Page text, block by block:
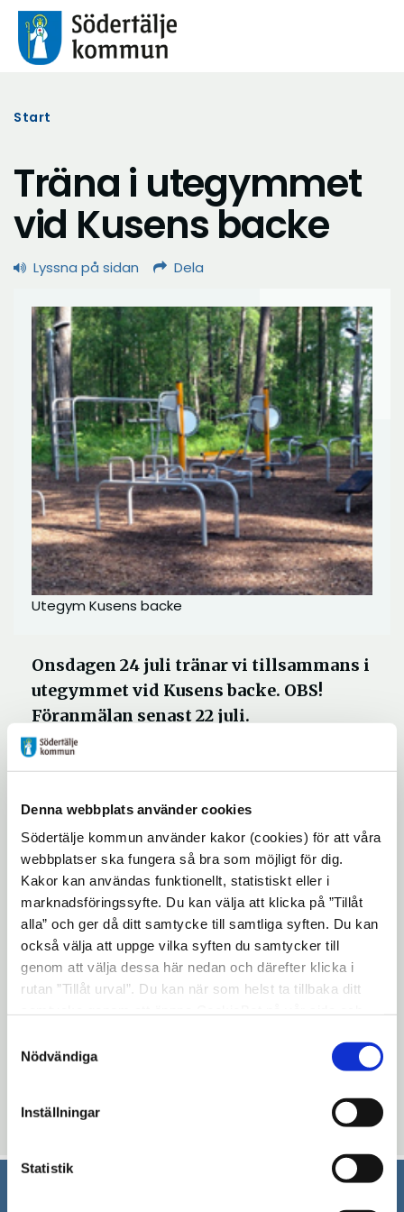
Denna webbplats använder cookies
Södertälje kommun använder kakor (cookies) för att våra
webbplatser ska fungera så bra som möjligt för dig.
Kakor kan användas funktionellt, statistiskt eller i
marknadsföringssyfte. Du kan välja att klicka på ”Tillåt
alla” och ger då ditt samtycke till samtliga syften. Du kan
också välja att uppge vilka syften du samtycker till
genom att välja dessa här nedan och därefter klicka i
rutan ”Tillåt urval”. Du kan när som helst ta tillbaka ditt
"Visa detaljer" kan du läsa om hur kakorna används och
hur vi och våra leverantörer inhämtar och behandlar
Nödvändiga
Inställningar
Statistik
Start
Träna i utegymmet
vid Kusens backe
Lyssna på sidan Dela
Utegym Kusens backe
Onsdagen 24 juli tränar vi tillsammans i
utegymmet vid Kusens backe. OBS!
Föranmälan senast 22 juli.
Välkommen att träna och umgås ute i det
fria! Vi testar oilka övningar som anpassas
förkunskapen om utegym behövs. Ta med
vattenflaska. Vid regn är aktiviteten
inställd och vi ses på Morkullans mötesplats
istället. Aktiviteten är mellan kl 11.00-14.00
oavsett vart vi är.
motesplatserna@sodertalje.se / 08-5230 64
Uppdaterad: 2026-01-04